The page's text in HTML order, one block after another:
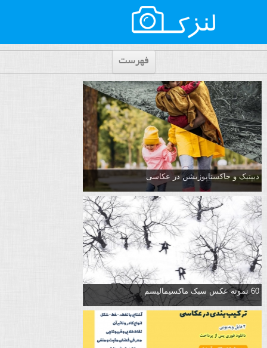
فهرست
دیپتیک و جاکستا‌پوزیشن در عکاسی
60 نمونه عکس سبک ماکسیمالیسم